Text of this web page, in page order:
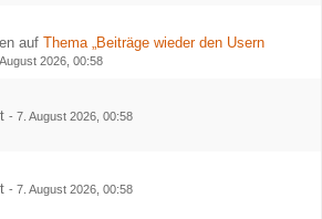
auf Thema „Beiträge wieder den Usern
2026, 00:58
- 7. August 2026, 00:58
- 7. August 2026, 00:58